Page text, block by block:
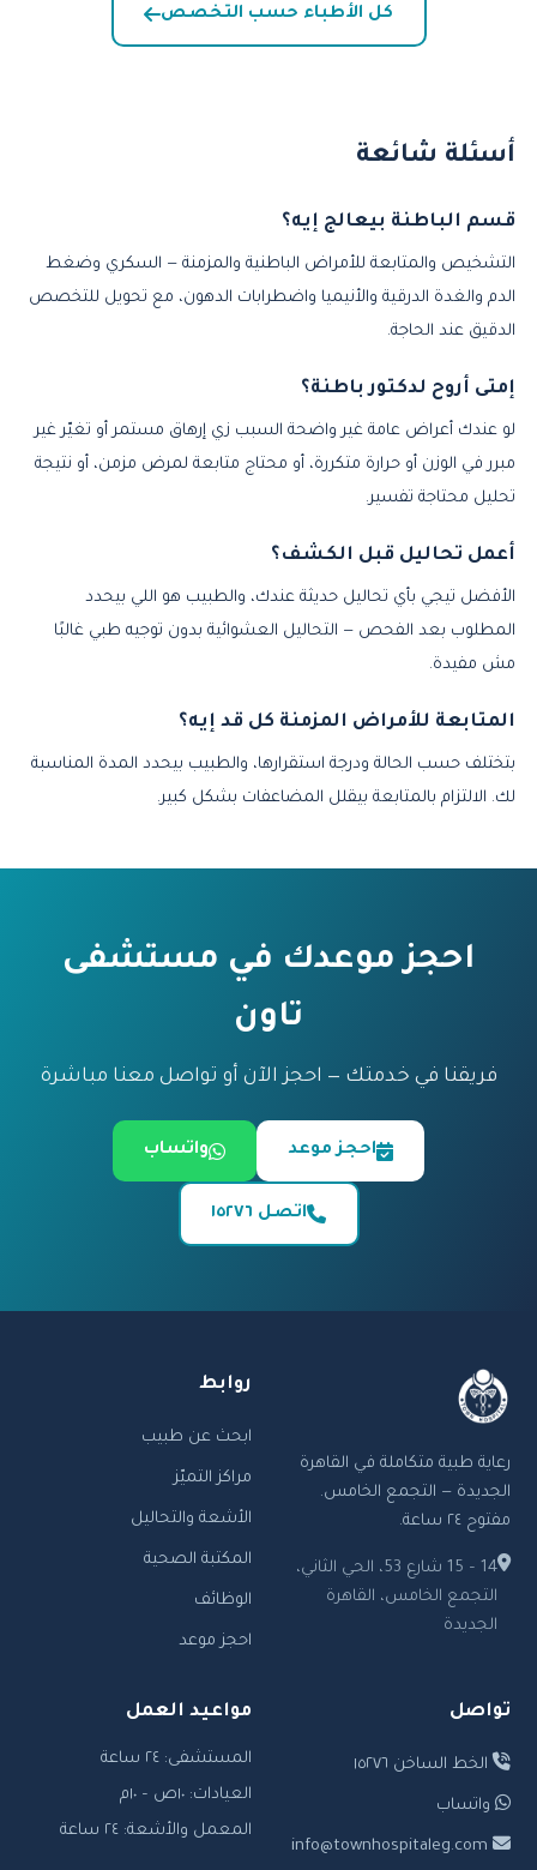
كل الأطباء حسب التخصص
أسئلة شائعة
قسم الباطنة بيعالج إيه؟
التشخيص والمتابعة للأمراض الباطنية والمزمنة — السكري وضغط
الدم والغدة الدرقية والأنيميا واضطرابات الدهون، مع تحويل للتخصص
الدقيق عند الحاجة.
إمتى أروح لدكتور باطنة؟
لو عندك أعراض عامة غير واضحة السبب زي إرهاق مستمر أو تغيّر غير
مبرر في الوزن أو حرارة متكررة، أو محتاج متابعة لمرض مزمن، أو نتيجة
تحليل محتاجة تفسير.
أعمل تحاليل قبل الكشف؟
الأفضل تيجي بأي تحاليل حديثة عندك، والطبيب هو اللي بيحدد
المطلوب بعد الفحص — التحاليل العشوائية بدون توجيه طبي غالبًا
مش مفيدة.
المتابعة للأمراض المزمنة كل قد إيه؟
بتختلف حسب الحالة ودرجة استقرارها، والطبيب بيحدد المدة المناسبة
لك. الالتزام بالمتابعة بيقلل المضاعفات بشكل كبير.
احجز موعدك في مستشفى
تاون
فريقنا في خدمتك — احجز الآن أو تواصل معنا مباشرة
احجز موعد واتساب
اتصل ١٥٢٧٦
رعاية طبية متكاملة في القاهرة
الجديدة — التجمع الخامس.
مفتوح ٢٤ ساعة.
14 – 15 شارع 53، الحي الثاني،
التجمع الخامس، القاهرة
الجديدة
روابط
ابحث عن طبيب
مراكز التميّز
الأشعة والتحاليل
المكتبة الصحية
الوظائف
احجز موعد
تواصل
الخط الساخن ١٥٢٧٦
واتساب
مواعيد العمل
المستشفى: ٢٤ ساعة
العيادات: ١٠ص – ١٠م
المعمل والأشعة: ٢٤ ساعة